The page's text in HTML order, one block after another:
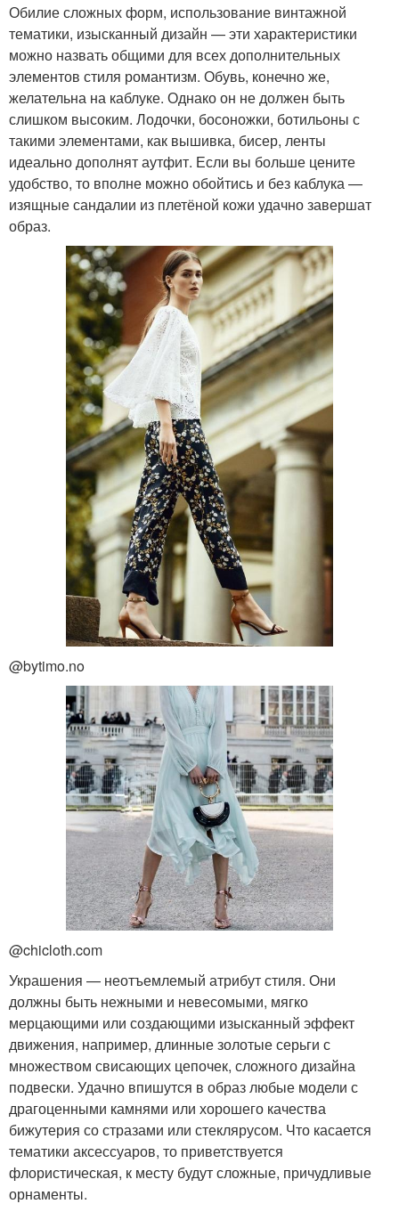
Обилие сложных форм, использование винтажной
тематики, изысканный дизайн — эти характеристики
можно назвать общими для всех дополнительных
элементов стиля романтизм. Обувь, конечно же,
желательна на каблуке. Однако он не должен быть
слишком высоким. Лодочки, босоножки, ботильоны с
такими элементами, как вышивка, бисер, ленты
идеально дополнят аутфит. Если вы больше цените
удобство, то вполне можно обойтись и без каблука —
изящные сандалии из плетёной кожи удачно завершат
образ.
@bytimo.no
@chicloth.com
Украшения — неотъемлемый атрибут стиля. Они
должны быть нежными и невесомыми, мягко
мерцающими или создающими изысканный эффект
движения, например, длинные золотые серьги с
множеством свисающих цепочек, сложного дизайна
подвески. Удачно впишутся в образ любые модели с
драгоценными камнями или хорошего качества
бижутерия со стразами или стеклярусом. Что касается
тематики аксессуаров, то приветствуется
флористическая, к месту будут сложные, причудливые
орнаменты.